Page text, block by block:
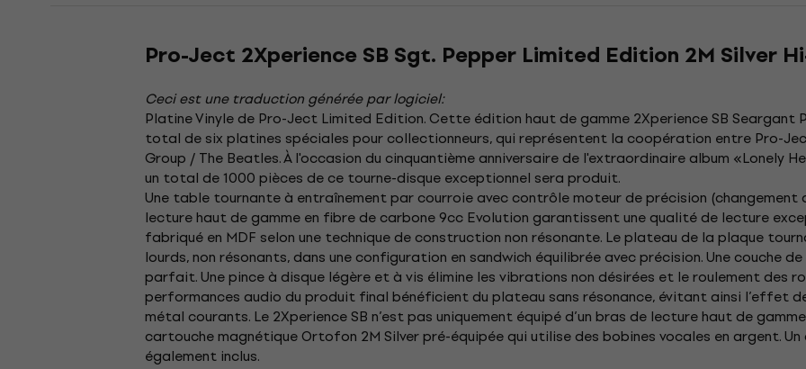
Pro-Ject 2Xperience SB Sgt. Pepper Limited Edition 2M Silver
Ceci est une traduction générée par logiciel:
Platine Vinyle de Pro-Ject Limited Edition. Cette édition haut de gamme 2Xperience SB Seargant
total de six platines spéciales pour collectionneurs, qui représentent la coopération entre Pro-
Group / The Beatles. À l'occasion du cinquantième anniversaire de l'extraordinaire album «Lonely
un total de 1000 pièces de ce tourne-disque exceptionnel sera produit.
Une table tournante à entraînement par courroie avec contrôle moteur de précision
lecture haut de gamme en fibre de carbone 9cc Evolution garantissent une qualité de lecture
fabriqué en MDF selon une technique de construction non résonante. Le plateau de la plaque
lourds, non résonants, dans une configuration en sandwich équilibrée avec précision. Une
parfait. Une pince à disque légère et à vis élimine les vibrations non désirées et le roulement des
performances audio du produit final bénéficient du plateau sans résonance, évitant ainsi l’effet
métal courants. Le 2Xperience SB n’est pas uniquement équipé d’un bras de lecture haut de
cartouche magnétique Ortofon 2M Silver pré-équipée qui utilise des bobines vocales en argent.
également inclus.